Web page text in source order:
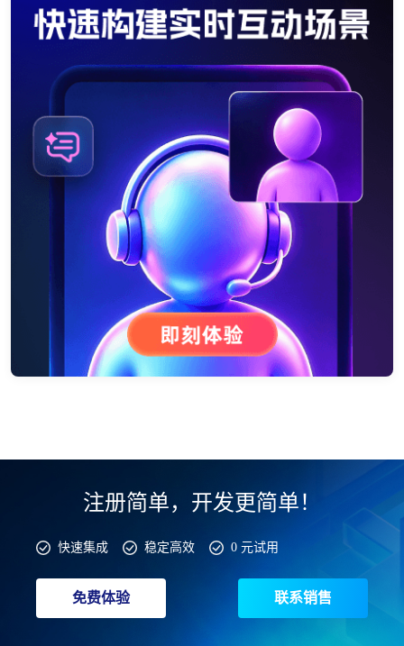
注册简单，开发更简单！
快速集成 稳定高效 0 元试用
免费体验 联系销售